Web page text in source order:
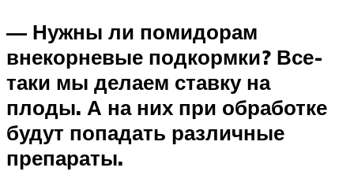
— Нужны ли помидорам
внекорневые подкормки? Все-
таки мы делаем ставку на
плоды. А на них при обработке
будут попадать различные
препараты.